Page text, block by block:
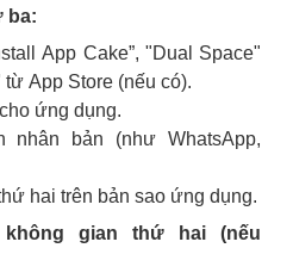
ba:
App Cake”, "Dual Space"
App Store (nếu có).
ứng dụng.
nhân bản (như WhatsApp,
hai trên bản sao ứng dụng.
gian thứ hai (nếu